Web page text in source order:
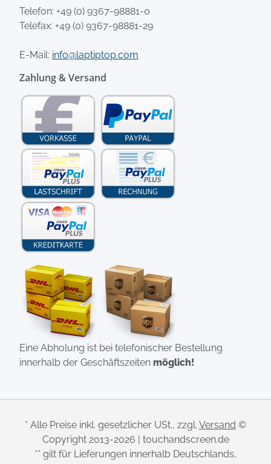
Telefon: +49 (0) 9367-98881-0
Telefax: +49 (0) 9367-98881-29
E-Mail: info@laptiptop.com
Zahlung & Versand
Eine Abholung ist bei telefonischer Bestellung
innerhalb der Geschäftszeiten möglich!
* Alle Preise inkl. gesetzlicher USt., zzgl. Versand ©
Copyright 2013-2026 | touchandscreen.de
** gilt für Lieferungen innerhalb Deutschlands,